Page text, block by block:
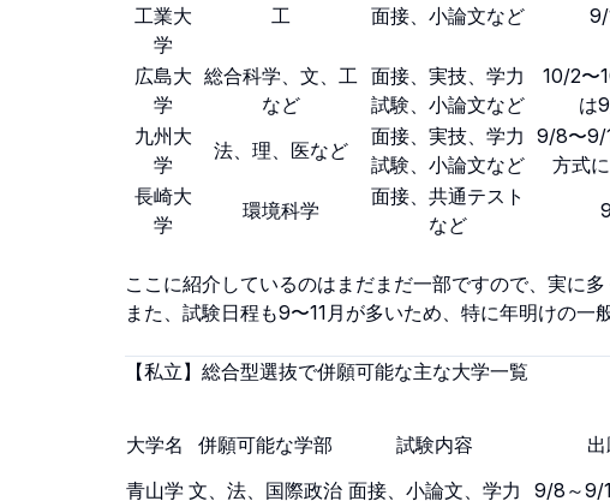
工業大
学
工 面接、小論文など
広島大
学
総合科学、文、工
など
面接、実技、学力
試験、小論文など
10/2〜
は
九州大
学
法、理、医など
面接、実技、学力
試験、小論文など
9/8〜9/
方式
長崎大
学
環境科学
面接、共通テスト
など
ここに紹介しているのはまだまだ一部ですので、実に
また、試験日程も9〜11月が多いため、特に年明けの一
【私立】総合型選抜で併願可能な主な大学一覧
大学名 併願可能な学部 試験内容
青山学 文、法、国際政治 面接、小論文、学力 9/8～9/